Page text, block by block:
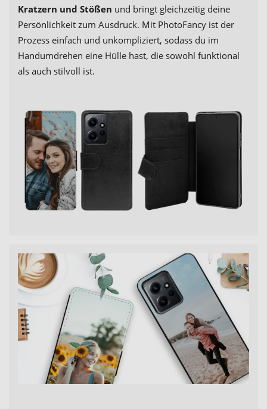
Kratzern und Stößen und bringt gleichzeitig deine
Persönlichkeit zum Ausdruck. Mit PhotoFancy ist der
Prozess einfach und unkompliziert, sodass du im
Handumdrehen eine Hülle hast, die sowohl funktional
als auch stilvoll ist.